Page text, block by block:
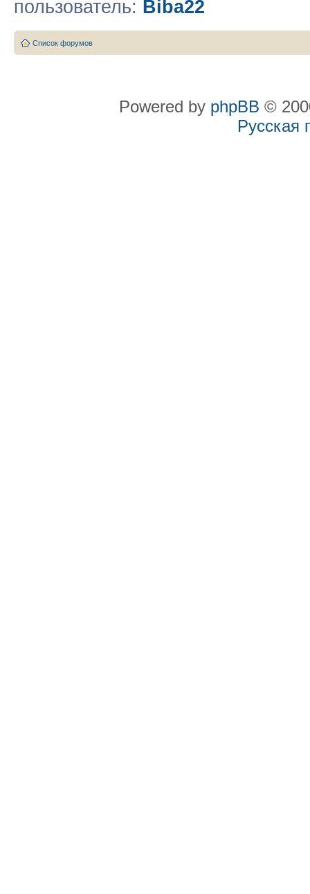
пользователь: Biba22
Список форумов
Powered by phpBB ©
Русская